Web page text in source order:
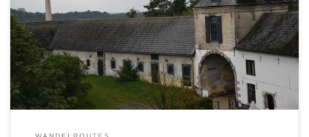
als het eind- of beginpunt van het Pieterpad. Nabij de ENCI-
groeve is het punt dit bekende Nederlandse wandelpad overgaat
in de GR5, een route die via de Ardennen en de Franse Alpen naar
Nice loopt. Maar in plaats van verder lopen is […]